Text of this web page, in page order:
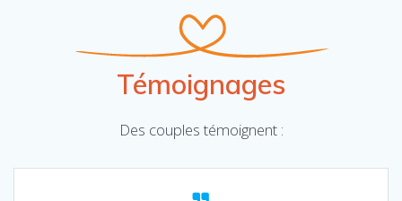
Témoignages
Des couples témoignent :